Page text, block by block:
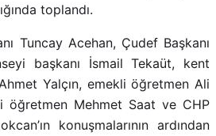
toplandı.
Tuncay Acehan, Çudef Başkanı
başkanı İsmail Tekaüt, kent
Yalçın, emekli öğretmen Ali
öğretmen Mehmet Saat ve CHP
konuşmalarının ardından